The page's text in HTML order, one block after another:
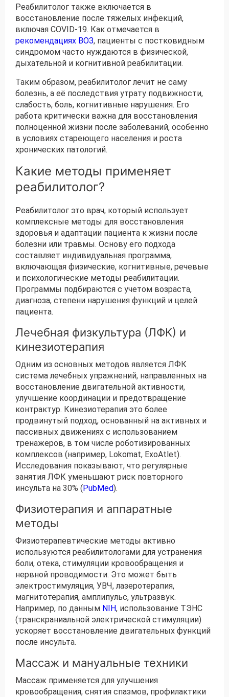
Реабилитолог также включается в
восстановление после тяжелых инфекций,
включая COVID-19. Как отмечается в
рекомендациях ВОЗ, пациенты с постковидным
синдромом часто нуждаются в физической,
дыхательной и когнитивной реабилитации.
Таким образом, реабилитолог лечит не саму
болезнь, а её последствия утрату подвижности,
слабость, боль, когнитивные нарушения. Его
работа критически важна для восстановления
полноценной жизни после заболеваний, особенно
в условиях стареющего населения и роста
хронических патологий.
Какие методы применяет
реабилитолог?
Реабилитолог это врач, который использует
комплексные методы для восстановления
здоровья и адаптации пациента к жизни после
болезни или травмы. Основу его подхода
составляет индивидуальная программа,
включающая физические, когнитивные, речевые
и психологические методы реабилитации.
Программы подбираются с учетом возраста,
диагноза, степени нарушения функций и целей
пациента.
Лечебная физкультура (ЛФК) и
кинезиотерапия
Одним из основных методов является ЛФК
система лечебных упражнений, направленных на
восстановление двигательной активности,
улучшение координации и предотвращение
контрактур. Кинезиотерапия это более
продвинутый подход, основанный на активных и
пассивных движениях с использованием
тренажеров, в том числе роботизированных
комплексов (например, Lokomat, ExoAtlet).
Исследования показывают, что регулярные
занятия ЛФК уменьшают риск повторного
инсульта на 30% (PubMed).
Физиотерапия и аппаратные
методы
Физиотерапевтические методы активно
используются реабилитологами для устранения
боли, отека, стимуляции кровообращения и
нервной проводимости. Это может быть
электростимуляция, УВЧ, лазеротерапия,
магнитотерапия, амплипульс, ультразвук.
Например, по данным NIH, использование ТЭНС
(транскраниальной электрической стимуляции)
ускоряет восстановление двигательных функций
после инсульта.
Массаж и мануальные техники
Массаж применяется для улучшения
кровообращения, снятия спазмов, профилактики